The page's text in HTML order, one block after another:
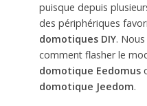
puisque depuis
des périphériques
domotiques DIY.
comment flasher le
domotique Eedomus
domotique Jeedom.